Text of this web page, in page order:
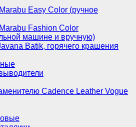
Easy Color (ручное
Fashion Color
машине и вручную)
Batik, горячего крашения
Cadence Leather Vogue